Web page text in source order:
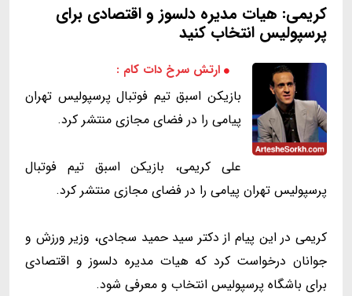
کریمی: هیات مدیره دلسوز و اقتصادی برای
پرسپولیس انتخاب کنید
ارتش سرخ دات کام :
بازیکن اسبق تیم فوتبال پرسپولیس تهران
پیامی را در فضای مجازی منتشر کرد.
علی کریمی، بازیکن اسبق تیم فوتبال
پرسپولیس تهران پیامی را در فضای مجازی منتشر کرد.
کریمی در این پیام از دکتر سید حمید سجادی، وزیر ورزش و
جوانان درخواست کرد که هیات مدیره دلسوز و اقتصادی
برای باشگاه پرسپولیس انتخاب و معرفی شود.